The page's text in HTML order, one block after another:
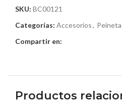
SKU: BC00121
Categorías: Accesorios,
Compartir en:
Productos